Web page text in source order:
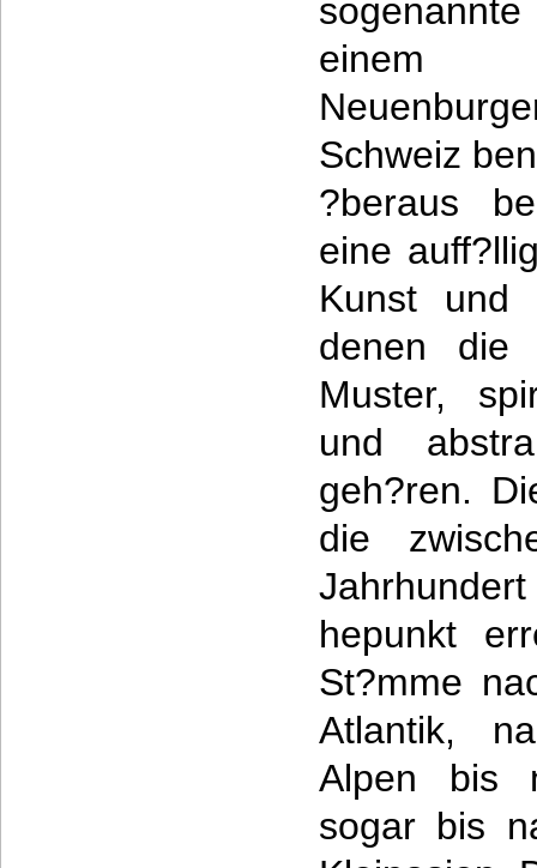
einem
Schweiz
?beraus
eine
Kunst und
denen die
Muster,
und
geh?ren.
die
hepunkt
St?mme
Atlantik,
Alpen bis
sogar bis